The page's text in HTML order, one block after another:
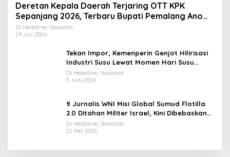
Deretan Kepala Daerah Terjaring OTT KPK
Sepanjang 2026, Terbaru Bupati Pemalang Anom
Widiyantoro
Di Headline, Nasional
29 Juli 2026
Tekan Impor, Kemenperin Genjot Hilirisasi
Industri Susu Lewat Momen Hari Susu
Nusantara 2026
Di Headline, Nasional
3 Juni 2026
9 Jurnalis WNI Misi Global Sumud Flotilla
2.0 Ditahan Militer Israel, Kini Dibebaskan
dan Dievakuasi ke Istanbul
Di Headline, Nasional
22 Mei 2026